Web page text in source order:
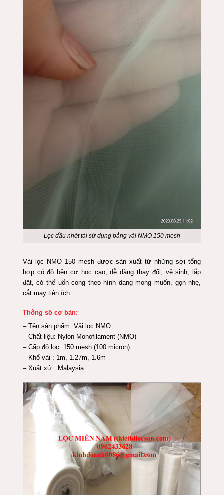
Lọc dầu nhớt tái sử dụng bằng vải NMO 150 mesh
Vải lọc NMO 150 mesh được sản xuất từ những sợi tổng
hợp có độ bền cơ học cao, dễ dàng thay đổi, vệ sinh, lắp
đặt, có thể uốn cong theo hình dạng mong muốn, gọn nhẹ,
cắt may tiện ích.
Thông số cơ bản:
– Tên sản phẩm: Vải lọc NMO
– Chất liệu: Nylon Monofilament (NMO)
– Cấp độ lọc: 150 mesh (100 micron)
– Khổ vải : 1m, 1.27m, 1.6m
– Xuất xứ : Malaysia